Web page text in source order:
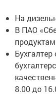
На
В ПАО
8.00 до